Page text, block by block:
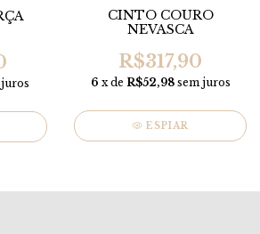
CINTO COURO
NEVASCA
R$317,90
6 x de R$52,98 sem juros
ESPIAR